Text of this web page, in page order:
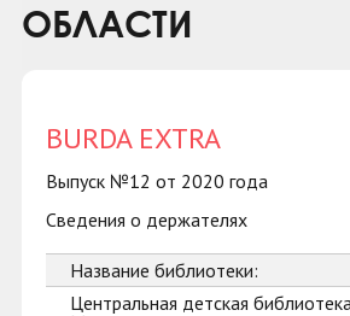
ОБЛАСТИ
BURDA EXTRA
Выпуск №12 от 2020 года
Сведения о держателях
Название библиотеки:
Центральная детская